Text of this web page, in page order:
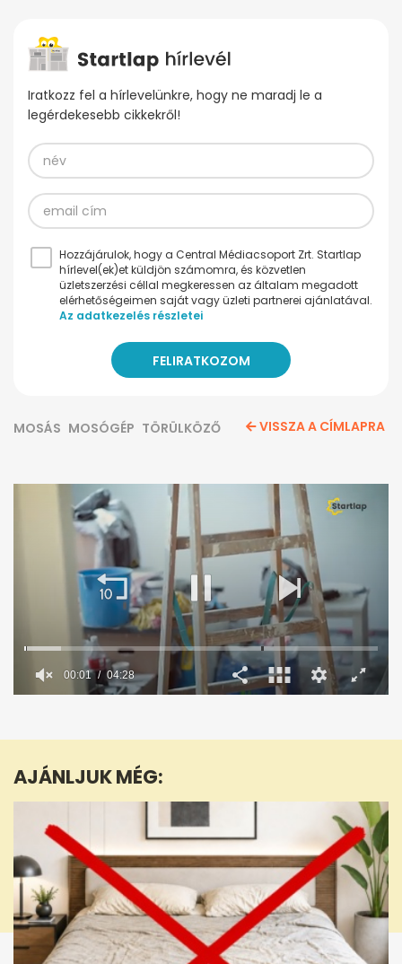
Iratkozz fel a hírlevelünkre, hogy ne maradj le a
legérdekesebb cikkekről!
Hozzájárulok, hogy a Central Médiacsoport Zrt. Startlap
hírlevel(ek)et küldjön számomra, és közvetlen
üzletszerzési céllal megkeressen az általam megadott
elérhetőségeimen saját vagy üzleti partnerei ajánlatával.
Az adatkezelés részletei
MOSÁS MOSÓGÉP TÖRÜLKÖZŐ VISSZA A CÍMLAPRA
4
28
seconds
AJÁNLJUK MÉG: